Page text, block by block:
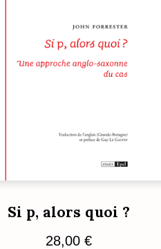
Si p, alors quoi ?
28,00 €